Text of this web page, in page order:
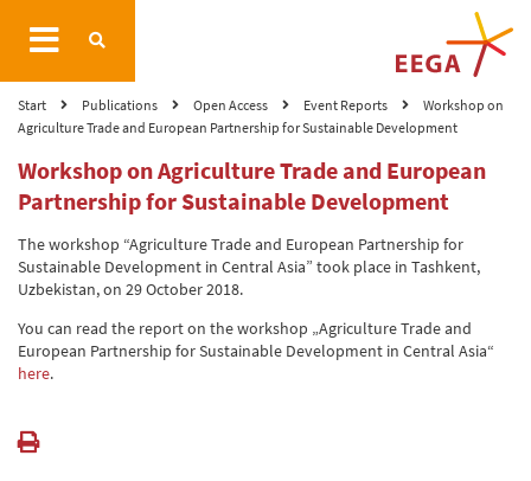
Start Publications Open Access Event Reports
Workshop on
Agriculture Trade and European Partnership for Sustainable Development
Workshop on Agriculture Trade and European
Partnership for Sustainable Development
The workshop “Agriculture Trade and European Partnership for
Sustainable Development in Central Asia” took place in Tashkent,
Uzbekistan, on 29 October 2018.
You can read the report on the workshop „Agriculture Trade and
European Partnership for Sustainable Development in Central Asia“
here.